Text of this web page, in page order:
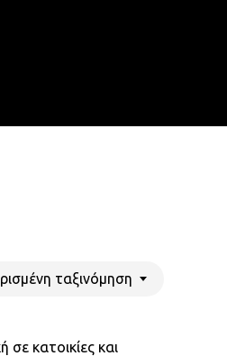
ταξινόμηση
σε κατοικίες και